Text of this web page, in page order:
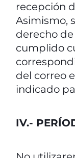
recepción
Asimismo,
derecho de
cumplido
del correo
indicado
IV.-